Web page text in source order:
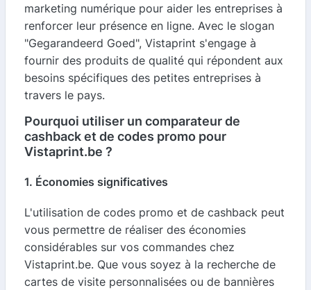
marketing numérique pour aider les entreprises à
renforcer leur présence en ligne. Avec le slogan
"Gegarandeerd Goed", Vistaprint s'engage à
fournir des produits de qualité qui répondent aux
besoins spécifiques des petites entreprises à
travers le pays.
Pourquoi utiliser un comparateur de
cashback et de codes promo pour
Vistaprint.be ?
1. Économies significatives
L'utilisation de codes promo et de cashback peut
vous permettre de réaliser des économies
considérables sur vos commandes chez
Vistaprint.be. Que vous soyez à la recherche de
cartes de visite personnalisées ou de bannières